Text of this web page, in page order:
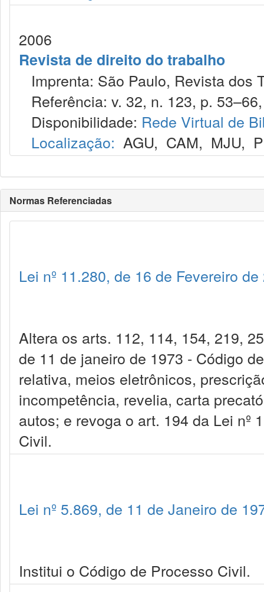
2006
Revista de direito do trabalho
Imprenta: São Paulo, Revista dos
Referência: v. 32, n. 123, p.
Disponibilidade: Rede Virtual de
Localização: AGU, CAM, MJU,
Normas Referenciadas
Lei nº 11.280, de 16 de Fevereiro de
Altera os arts. 112, 114, 154, 219,
de 11 de janeiro de 1973 - Código
relativa, meios eletrônicos,
incompetência, revelia, carta
autos; e revoga o art. 194 da Lei nº
Civil.
Lei nº 5.869, de 11 de Janeiro de
Institui o Código de Processo Civil.